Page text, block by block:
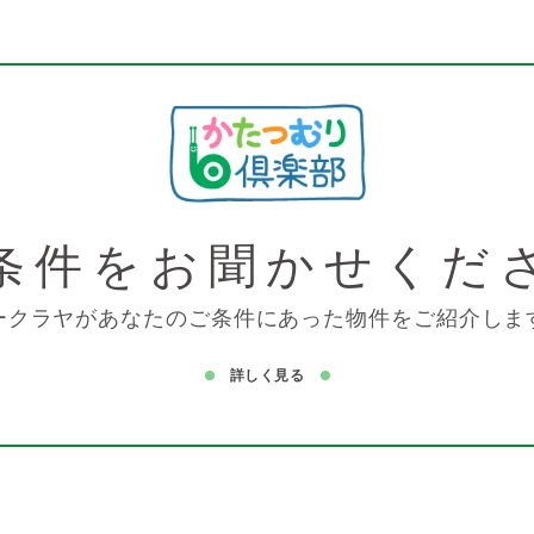
件を お聞かせくだ
クラヤがあなたのご条件にあった物件をご紹介しま
詳しく見る